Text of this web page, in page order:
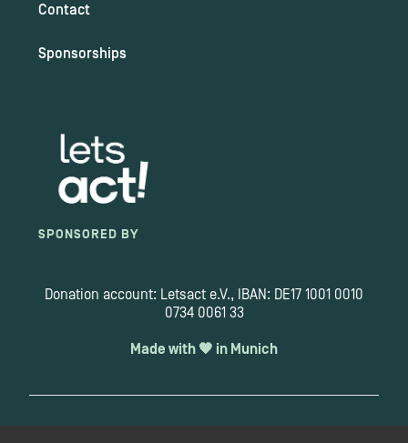
Contact
Sponsorships
SPONSORED BY
Donation account: Letsact e.V., IBAN: DE17 1001 0010
0734 0061 33
Made with 🧡 in Munich